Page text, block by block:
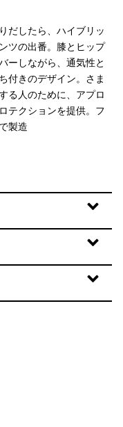
だしたら、ハイブリッ
ツの出番。膝とヒップ
ーしながら、通気性と
付きのデザイン。さま
る人のために、アプロ
テクションを提供。フ
製造